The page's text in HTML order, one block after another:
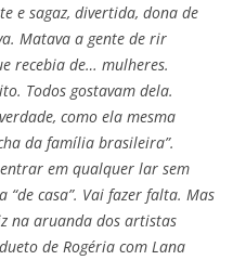
e sagaz, divertida, dona de
Matava a gente de rir
recebia de… mulheres.
Todos gostavam dela.
como ela mesma
da família brasileira”.
em qualquer lar sem
“de casa”. Vai fazer falta. Mas
na aruanda dos artistas
de Rogéria com Lana